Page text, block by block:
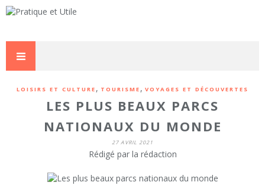
LOISIRS ET CULTURE , TOURISME , VOYAGES ET DÉCOUVERTES
LES PLUS BEAUX PARCS
NATIONAUX DU MONDE
27 AVRIL 2021
Rédigé par la rédaction